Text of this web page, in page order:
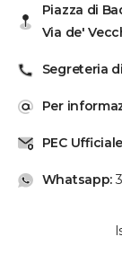
Piazza di
Via de'
Segreteria
Per
PEC Ufficiale
Whatsapp:
Se